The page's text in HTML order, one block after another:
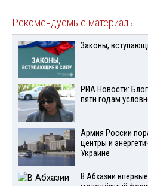
Рекомендуемые материалы
Законы,
РИА Новости:
пяти годам
Армия России
центры и
Украине
В Абхазии